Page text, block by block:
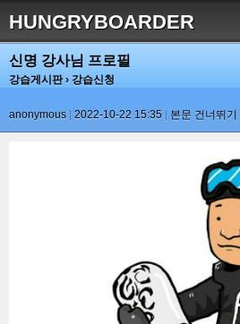
HUNGRYBOARDER
신명 강사님 프로필
강습게시판› 강습신청
anonymous 2022-10-22 15:35 본문 건너뛰기